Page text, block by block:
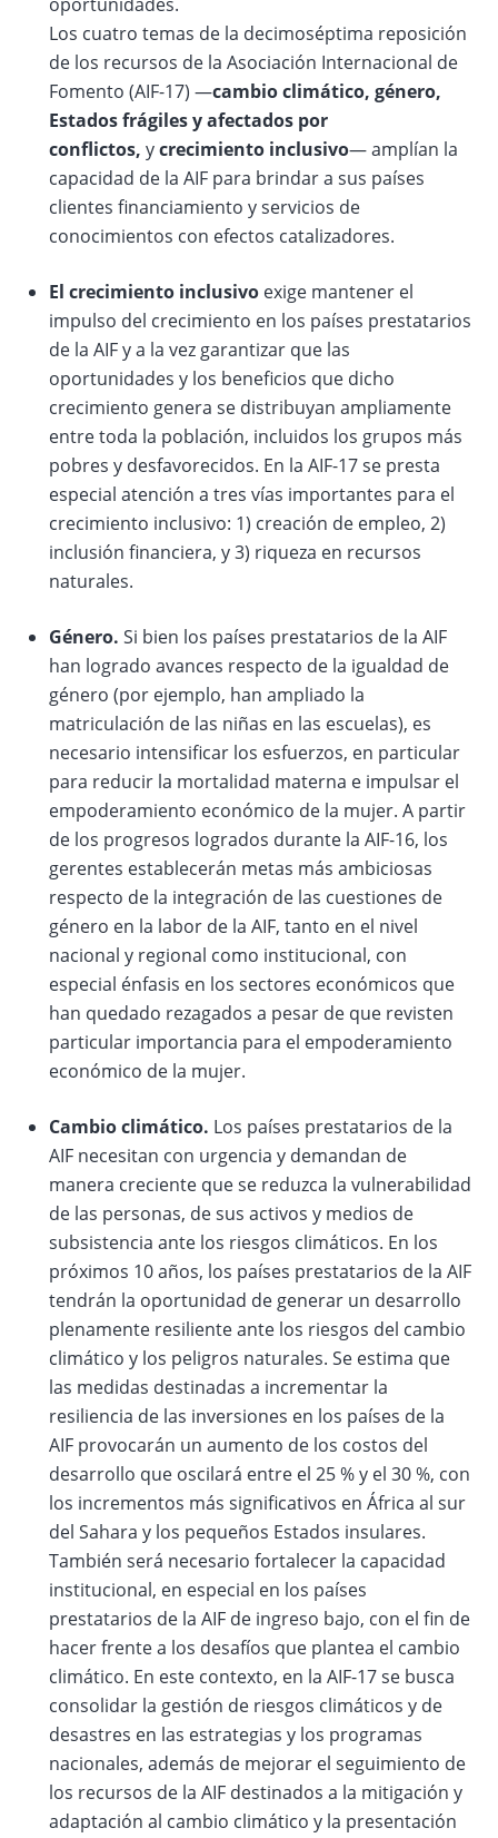
Los cuatro temas de la decimoséptima reposición
de los recursos de la Asociación Internacional de
Fomento (AIF-17) —cambio climático, género,
Estados frágiles y afectados por
conflictos, ycrecimiento inclusivo— amplían la
capacidad de la AIF para brindar a sus países
clientes financiamiento y servicios de
conocimientos con efectos catalizadores.
El crecimiento inclusivo exige mantener el
impulso del crecimiento en los países prestatarios
de la AIF y a la vez garantizar que las
oportunidades y los beneficios que dicho
crecimiento genera se distribuyan ampliamente
entre toda la población, incluidos los grupos más
pobres y desfavorecidos. En la AIF-17 se presta
especial atención a tres vías importantes para el
crecimiento inclusivo: 1) creación de empleo, 2)
inclusión financiera, y 3) riqueza en recursos
naturales.
Género. Si bien los países prestatarios de la AIF
han logrado avances respecto de la igualdad de
género (por ejemplo, han ampliado la
matriculación de las niñas en las escuelas), es
necesario intensificar los esfuerzos, en particular
para reducir la mortalidad materna e impulsar el
empoderamiento económico de la mujer. A partir
de los progresos logrados durante la AIF-16, los
gerentes establecerán metas más ambiciosas
respecto de la integración de las cuestiones de
género en la labor de la AIF, tanto en el nivel
nacional y regional como institucional, con
especial énfasis en los sectores económicos que
han quedado rezagados a pesar de que revisten
particular importancia para el empoderamiento
económico de la mujer.
Cambio climático. Los países prestatarios de la
AIF necesitan con urgencia y demandan de
manera creciente que se reduzca la vulnerabilidad
de las personas, de sus activos y medios de
subsistencia ante los riesgos climáticos. En los
próximos 10 años, los países prestatarios de la AIF
tendrán la oportunidad de generar un desarrollo
plenamente resiliente ante los riesgos del cambio
climático y los peligros naturales. Se estima que
las medidas destinadas a incrementar la
resiliencia de las inversiones en los países de la
AIF provocarán un aumento de los costos del
desarrollo que oscilará entre el 25 % y el 30 %, con
los incrementos más significativos en África al sur
del Sahara y los pequeños Estados insulares.
También será necesario fortalecer la capacidad
institucional, en especial en los países
prestatarios de la AIF de ingreso bajo, con el fin de
hacer frente a los desafíos que plantea el cambio
climático. En este contexto, en la AIF-17 se busca
consolidar la gestión de riesgos climáticos y de
desastres en las estrategias y los programas
nacionales, además de mejorar el seguimiento de
los recursos de la AIF destinados a la mitigación y
adaptación al cambio climático y la presentación